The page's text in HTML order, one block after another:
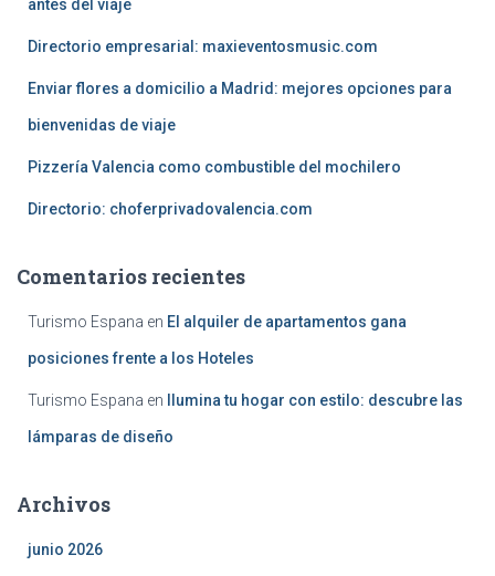
antes del viaje
Directorio empresarial: maxieventosmusic.com
Enviar flores a domicilio a Madrid: mejores opciones para
bienvenidas de viaje
Pizzería Valencia como combustible del mochilero
Directorio: choferprivadovalencia.com
Comentarios recientes
Turismo Espana en El alquiler de apartamentos gana
posiciones frente a los Hoteles
Turismo Espana en Ilumina tu hogar con estilo: descubre las
lámparas de diseño
Archivos
junio 2026